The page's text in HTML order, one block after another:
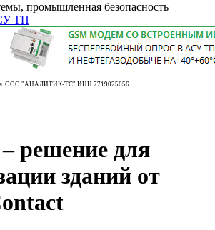
промышленная безопасность
ТП
ООО "АНАЛИТИК-ТС" ИНН 7719025656
решение для
зданий от